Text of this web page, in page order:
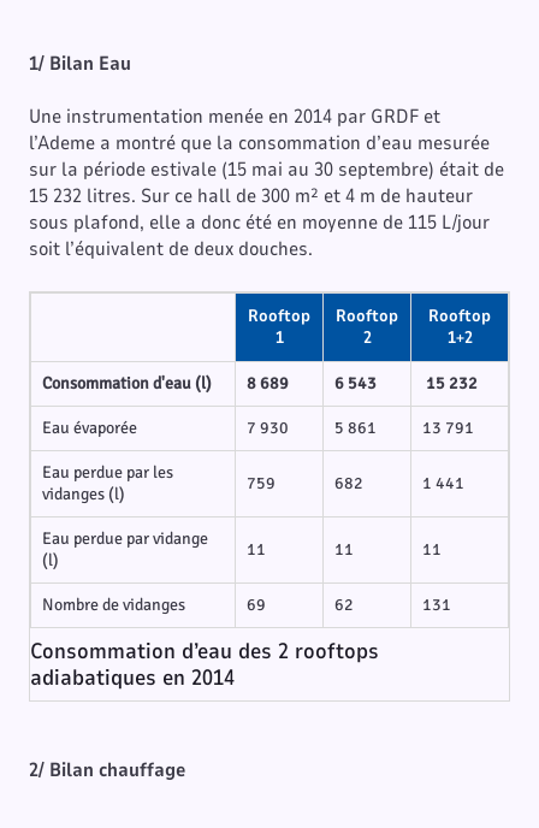
1/ Bilan Eau
Une instrumentation menée en 2014 par GRDF et
l’Ademe a montré que la consommation d’eau mesurée
sur la période estivale (15 mai au 30 septembre) était de
15 232 litres. Sur ce hall de 300 m² et 4 m de hauteur
sous plafond, elle a donc été en moyenne de 115 L/jour
soit l’équivalent de deux douches.
Consommation d’eau des 2 rooftops
adiabatiques en 2014
Rooftop
1
Rooftop
2
Rooftop
1+2
Consommation d'eau (l) 8 689 6 543 15 232
Eau évaporée 7 930 5 861 13 791
Eau perdue par les
vidanges (l)
759 682 1 441
Eau perdue par vidange
(l)
11 11 11
Nombre de vidanges 69 62 131
2/ Bilan chauffage